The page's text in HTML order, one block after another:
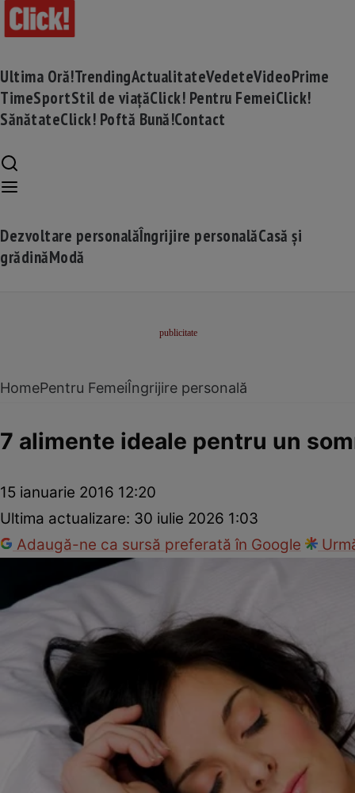
Ultima Oră!TrendingActualitateVedeteVideoPrime
TimeSportStil de viațăClick! Pentru FemeiClick!
SănătateClick! Poftă Bună!Contact
Dezvoltare personalăÎngrijire personalăCasă și
grădinăModă
HomePentru FemeiÎngrijire personală
7 alimente ideale pentru un
15 ianuarie 2016 12:20
Ultima actualizare: 30 iulie 2026 1:03
Adaugă-ne ca sursă preferată în Google